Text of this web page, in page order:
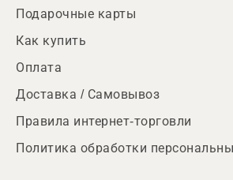
Подарочные карты
Как купить
Оплата
Доставка / Самовывоз
Правила интернет-торговли
Политика обработки